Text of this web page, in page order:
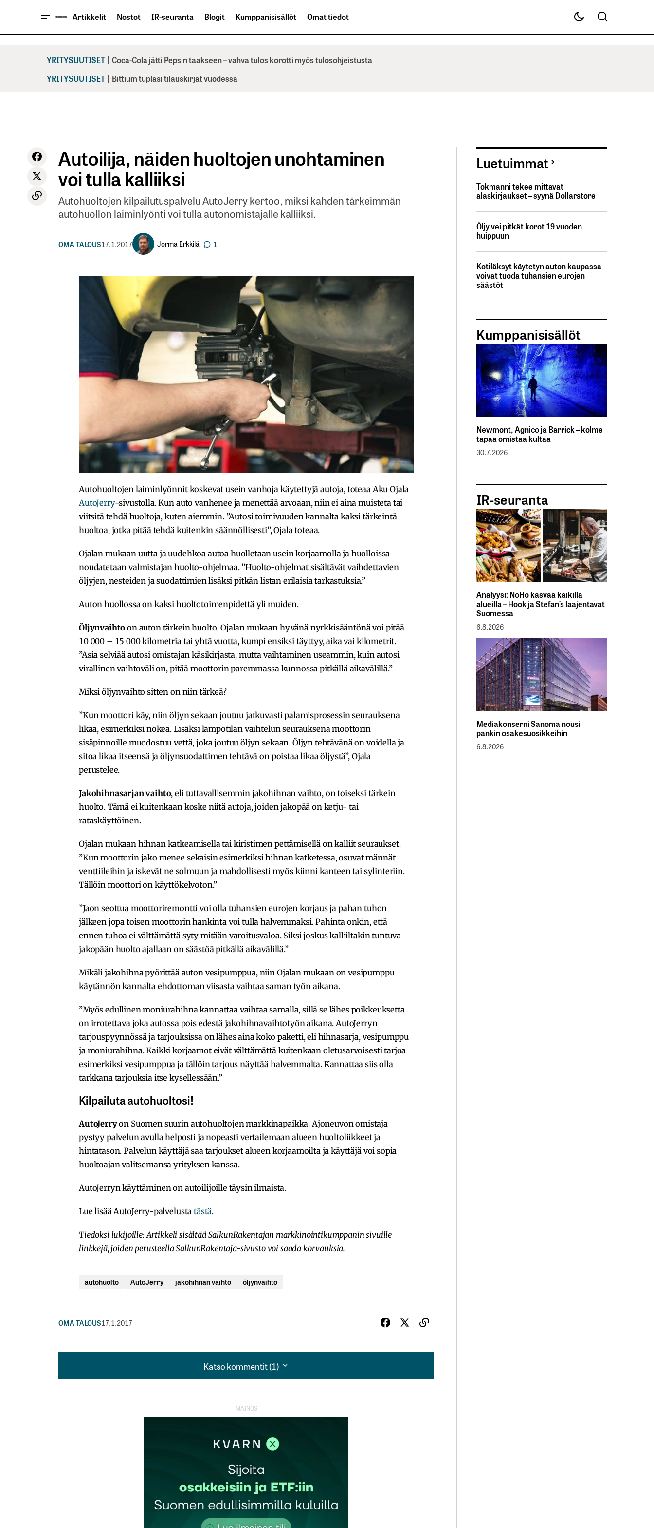
Artikkelit Nostot IR-seuranta Blogit Kumppanisisällöt Omat tiedot
YRITYSUUTISET | Coca-Cola jätti Pepsin taakseen – vahva tulos korotti myös tulosohjeistusta
YRITYSUUTISET | Bittium tuplasi tilauskirjat vuodessa
Autoilija, näiden huoltojen unohtaminen
voi tulla kalliiksi
Autohuoltojen kilpailutuspalvelu AutoJerry kertoo, miksi kahden tärkeimmän
autohuollon laiminlyönti voi tulla autonomistajalle kalliiksi.
OMA TALOUS17.1.2017 Jorma Erkkilä 1
Autohuoltojen laiminlyönnit koskevat usein vanhoja käytettyjä autoja, toteaa Aku Ojala
AutoJerry-sivustolla. Kun auto vanhenee ja menettää arvoaan, niin ei aina muisteta tai
viitsitä tehdä huoltoja, kuten aiemmin. ”Autosi toimivuuden kannalta kaksi tärkeintä
huoltoa, jotka pitää tehdä kuitenkin säännöllisesti”, Ojala toteaa.
Ojalan mukaan uutta ja uudehkoa autoa huolletaan usein korjaamolla ja huolloissa
noudatetaan valmistajan huolto-ohjelmaa. ”Huolto-ohjelmat sisältävät vaihdettavien
öljyjen, nesteiden ja suodattimien lisäksi pitkän listan erilaisia tarkastuksia.”
Auton huollossa on kaksi huoltotoimenpidettä yli muiden.
Öljynvaihto on auton tärkein huolto. Ojalan mukaan hyvänä nyrkkisääntönä voi pitää
10 000 – 15 000 kilometria tai yhtä vuotta, kumpi ensiksi täyttyy, aika vai kilometrit.
”Asia selviää autosi omistajan käsikirjasta, mutta vaihtaminen useammin, kuin autosi
virallinen vaihtoväli on, pitää moottorin paremmassa kunnossa pitkällä aikavälillä.”
Miksi öljynvaihto sitten on niin tärkeä?
”Kun moottori käy, niin öljyn sekaan joutuu jatkuvasti palamisprosessin seurauksena
likaa, esimerkiksi nokea. Lisäksi lämpötilan vaihtelun seurauksena moottorin
sisäpinnoille muodostuu vettä, joka joutuu öljyn sekaan. Öljyn tehtävänä on voidella ja
sitoa likaa itseensä ja öljynsuodattimen tehtävä on poistaa likaa öljystä”, Ojala
perustelee.
Jakohihnasarjan vaihto, eli tuttavallisemmin jakohihnan vaihto, on toiseksi tärkein
huolto. Tämä ei kuitenkaan koske niitä autoja, joiden jakopää on ketju- tai
rataskäyttöinen.
Ojalan mukaan hihnan katkeamisella tai kiristimen pettämisellä on kalliit seuraukset.
”Kun moottorin jako menee sekaisin esimerkiksi hihnan katketessa, osuvat männät
venttiileihin ja iskevät ne solmuun ja mahdollisesti myös kiinni kanteen tai sylinteriin.
Tällöin moottori on käyttökelvoton.”
”Jaon seottua moottoriremontti voi olla tuhansien eurojen korjaus ja pahan tuhon
jälkeen jopa toisen moottorin hankinta voi tulla halvemmaksi. Pahinta onkin, että
ennen tuhoa ei välttämättä syty mitään varoitusvaloa. Siksi joskus kalliiltakin tuntuva
jakopään huolto ajallaan on säästöä pitkällä aikavälillä.”
Mikäli jakohihna pyörittää auton vesipumppua, niin Ojalan mukaan on vesipumppu
käytännön kannalta ehdottoman viisasta vaihtaa saman työn aikana.
”Myös edullinen moniurahihna kannattaa vaihtaa samalla, sillä se lähes poikkeuksetta
on irrotettava joka autossa pois edestä jakohihnavaihtotyön aikana. AutoJerryn
tarjouspyynnössä ja tarjouksissa on lähes aina koko paketti, eli hihnasarja, vesipumppu
ja moniurahihna. Kaikki korjaamot eivät välttämättä kuitenkaan oletusarvoisesti tarjoa
esimerkiksi vesipumppua ja tällöin tarjous näyttää halvemmalta. Kannattaa siis olla
tarkkana tarjouksia itse kysellessään.”
Kilpailuta autohuoltosi!
AutoJerryon Suomen suurin autohuoltojen markkinapaikka. Ajoneuvon omistaja
pystyy palvelun avulla helposti ja nopeasti vertailemaan alueen huoltoliikkeet ja
hintatason. Palvelun käyttäjä saa tarjoukset alueen korjaamoilta ja käyttäjä voi sopia
huoltoajan valitsemansa yrityksen kanssa.
AutoJerryn käyttäminen on autoilijoille täysin ilmaista.
Lue lisää AutoJerry-palvelustatästä.
Tiedoksi lukijoille: Artikkeli sisältää SalkunRakentajan markkinointikumppanin sivuille
linkkejä, joiden perusteella SalkunRakentaja-sivusto voi saada korvauksia.
autohuolto AutoJerry jakohihnan vaihto öljynvaihto
OMA TALOUS17.1.2017
Katso kommentit (1)
Katso kommentit (1)
paljon merkitystä. Onneksi se on autooni juuri tehty. Alumiinivanteiden vaihdon yhteydessä tuli
kirjautua sisään rekisteröityä
Luetuimmat
Tokmanni tekee mittavat
alaskirjaukset – syynä Dollarstore
Öljy vei pitkät korot 19 vuoden
huippuun
Kotiläksyt käytetyn auton kaupassa
voivat tuoda tuhansien eurojen
säästöt
Kumppanisisällöt
Newmont, Agnico ja Barrick – kolme
tapaa omistaa kultaa
30.7.2026
IR-seuranta
Analyysi: NoHo kasvaa kaikilla
alueilla – Hook ja Stefan’s laajentavat
Suomessa
6.8.2026
Mediakonserni Sanoma nousi
pankin osakesuosikkeihin
6.8.2026